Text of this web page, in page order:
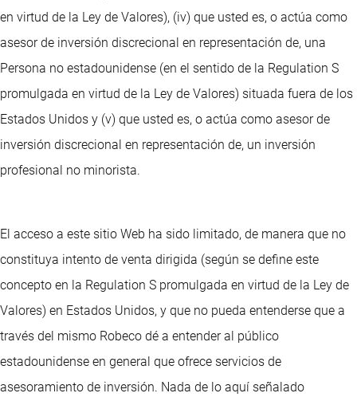
en virtud de la Ley de Valores), (iv) que usted es, o actúa como
asesor de inversión discrecional en representación de, una
Persona no estadounidense (en el sentido de la Regulation S
promulgada en virtud de la Ley de Valores) situada fuera de los
Estados Unidos y (v) que usted es, o actúa como asesor de
inversión discrecional en representación de, un inversión
profesional no minorista.
El acceso a este sitio Web ha sido limitado, de manera que no
constituya intento de venta dirigida (según se define este
concepto en la Regulation S promulgada en virtud de la Ley de
Valores) en Estados Unidos, y que no pueda entenderse que a
través del mismo Robeco dé a entender al público
estadounidense en general que ofrece servicios de
asesoramiento de inversión. Nada de lo aquí señalado